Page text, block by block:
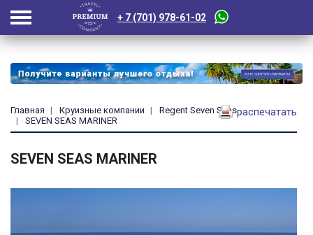
+ 7 (701) 978-61-02
Главная Круизные компании
Regent Seven Seas
SEVEN SEAS MARINER
распечатать
SEVEN SEAS MARINER